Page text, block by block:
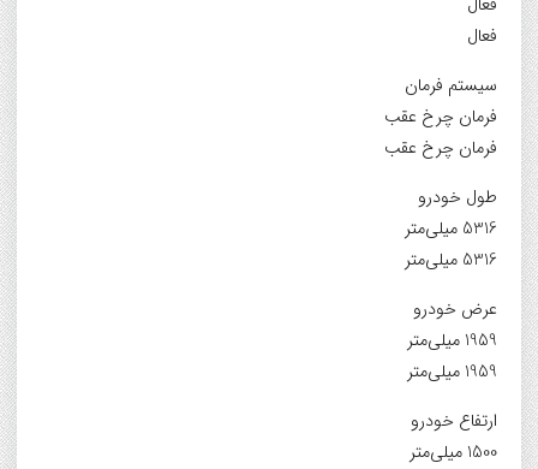
فعال
فعال
سیستم فرمان
فرمان چرخ عقب
فرمان چرخ عقب
طول خودرو
5316 میلی‌متر
5316 میلی‌متر
عرض خودرو
1959 میلی‌متر
1959 میلی‌متر
ارتفاع خودرو
1500 میلی‌متر